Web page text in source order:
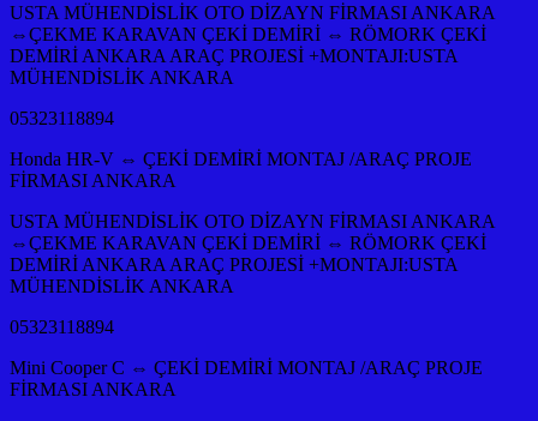
USTA MÜHENDİSLİK OTO DİZAYN FİRMASI ANKARA
⇔ÇEKME KARAVAN ÇEKİ DEMİRİ ⇔ RÖMORK ÇEKİ
DEMİRİ ANKARA ARAÇ PROJESİ +MONTAJI:USTA
MÜHENDİSLİK ANKARA
05323118894
Honda HR-V ⇔ ÇEKİ DEMİRİ MONTAJ /ARAÇ PROJE
FİRMASI ANKARA
USTA MÜHENDİSLİK OTO DİZAYN FİRMASI ANKARA
⇔ÇEKME KARAVAN ÇEKİ DEMİRİ ⇔ RÖMORK ÇEKİ
DEMİRİ ANKARA ARAÇ PROJESİ +MONTAJI:USTA
MÜHENDİSLİK ANKARA
05323118894
Mini Cooper C ⇔ ÇEKİ DEMİRİ MONTAJ /ARAÇ PROJE
FİRMASI ANKARA